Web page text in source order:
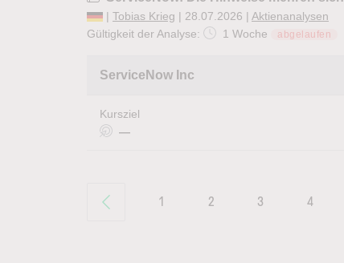
| Tobias Krieg | 28.07.2026 | Aktienanalysen
Gültigkeit der Analyse:
1 Woche abgelaufen
ServiceNow Inc
Kursziel
—
1 2 3 4